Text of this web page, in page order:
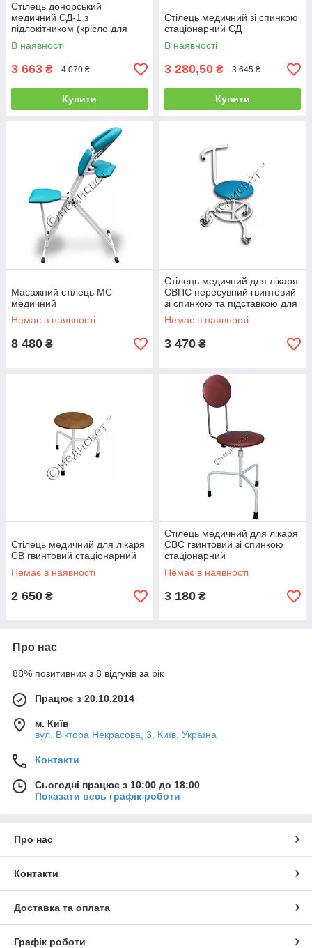
Стілець донорський
медичний СД-1 з
підлокітником (крісло для
забору крові стілець)
В наявності
3 663 ₴ 4 070 ₴
Купити
Стілець медичний зі спинкою
стаціонарний СД
В наявності
3 280,50 ₴ 3 645 ₴
Купити
Масажний стілець МС
медичний
Немає в наявності
8 480 ₴
Стілець медичний для лікаря
СВПС пересувний гвинтовий
зі спинкою та підставкою для
ніг
Немає в наявності
3 470 ₴
Стілець медичний для лікаря
СВ гвинтовий стаціонарний
Немає в наявності
2 650 ₴
Стілець медичний для лікаря
СВС гвинтовий зі спинкою
стаціонарний
Немає в наявності
3 180 ₴
Про нас
88% позитивних з 8 відгуків за рік
Працює з 20.10.2014
м. Київ
вул. Вiктора Некрасова, 3, Київ, Україна
Контакти
Сьогодні працює з 10:00 до 18:00
Показати весь графік роботи
Про нас
Контакти
Доставка та оплата
Графік роботи